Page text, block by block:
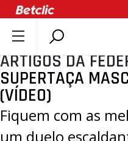
SOBRE A FPB
DOCUMENTOS
ÚLTIMAS
COMPETIÇÕES
ARTIGOS DA
SUPERTAÇA
(VÍDEO)
Fiquem com as
um duelo